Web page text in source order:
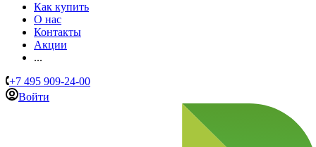
Как купить
О нас
Контакты
Акции
...
+7 495 909-24-00
Войти